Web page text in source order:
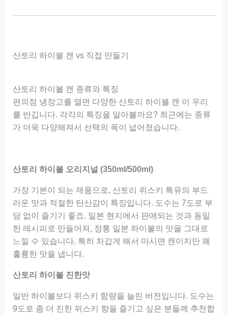
산토리 하이볼 캔 vs 직접 만들기
산토리 하이볼 캔 종류와 특징
편의점 냉장고를 열면 다양한 산토리 하이볼 캔 이 우리
를 반깁니다. 각각의 특징을 알아볼까요? 최근에는 종류
가 더욱 다양해져서 선택의 폭이 넓어졌습니다.
산토리 하이볼 오리지널 (350ml/500ml)
가장 기본이 되는 제품으로, 산토리 위스키 특유의 부드
러운 맛과 적절한 탄산감이 특징입니다. 도수는 7도로 부
담 없이 즐기기 좋죠. 일본 현지에서 판매되는 것과 동일
한 레시피로 만들어져, 정통 일본 하이볼의 맛을 그대로
느낄 수 있습니다. 특히 차갑게 해서 마시면 캔이지만 꽤
훌륭한 맛을 냅니다.
산토리 하이볼 진한맛
일반 하이볼보다 위스키 함량을 늘린 버전입니다. 도수는
9도로 좀 더 진한 위스키 향을 즐기고 싶은 분들께 추천합